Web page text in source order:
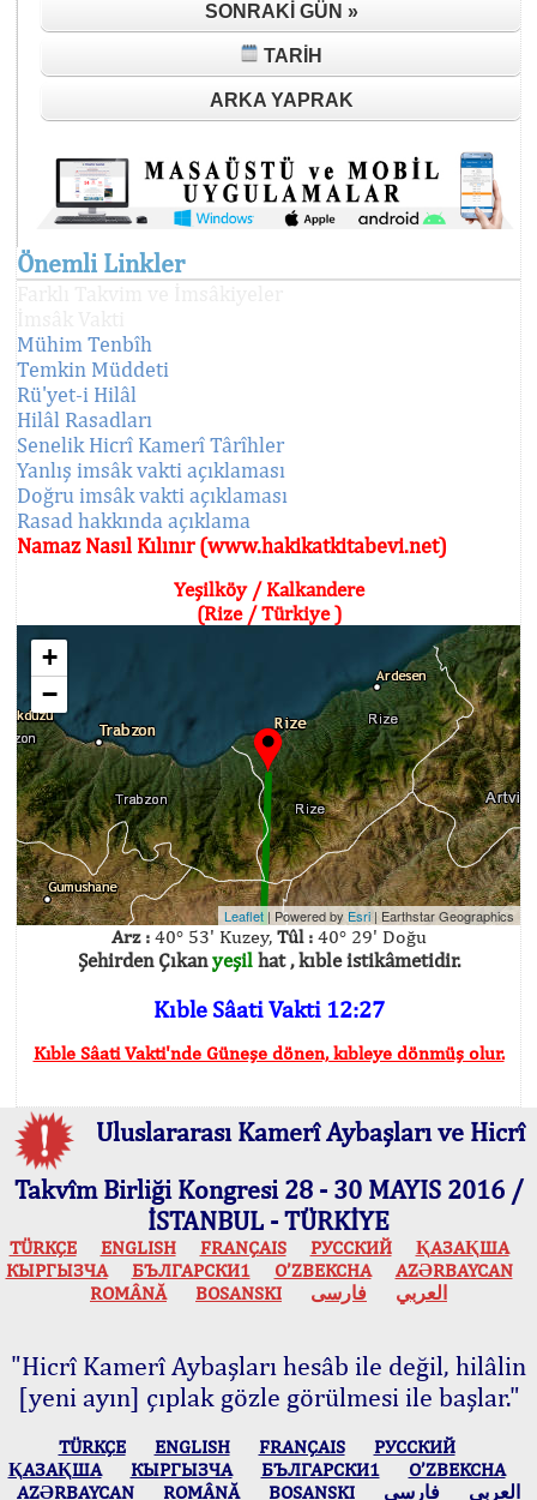
SONRAKI GÜN »
TARIH
ARKA YAPRAK
Önemli Linkler
Mühim Tenbîh
Temkin Müddeti
Rü'yet-i Hilâl
Hilâl Rasadları
Senelik Hicrî Kamerî Târîhler
Yanlış imsâk vakti açıklaması
Doğru imsâk vakti açıklaması
Rasad hakkında açıklama
Namaz Nasıl Kılınır (www.hakikatkitabevi.net)
Yeşilköy / Kalkandere
(Rize / Türkiye )
+
−
Leaflet | Powered by Esri | Earthstar Geographics
Arz :40° 53' Kuzey, Tûl :40° 29' Doğu
Şehirden Çıkanyeşilhat , kıble istikâmetidir.
Kıble Sâati Vakti 12:27
Kıble Sâati Vakti'nde Güneşe dönen, kıbleye dönmüş olur.
Uluslararası Kamerî Aybaşları ve Hicrî
Takvîm Birliği Kongresi 28 - 30 MAYIS 2016 /
İSTANBUL - TÜRKİYE
TÜRKÇE ENGLISH FRANÇAIS РУССКИЙ
ҚАЗАҚША
КЫPГЫЗЧA
БЪЛГАРСКИ1 O’ZBEKCHA
AZӘRBAYCAN
ROMÂNĂ
BOSANSKI العربي فارسی
"Hicrî Kamerî Aybaşları hesâb ile değil, hilâlin
[yeni ayın] çıplak gözle görülmesi ile başlar."
TÜRKÇE ENGLISH FRANÇAIS
РУССКИЙ
ҚАЗАҚША
КЫPГЫЗЧA БЪЛГАРСКИ1
O’ZBEKCHA
AZӘRBAYCAN
ROMÂNĂ BOSANSKI العربي فارسی